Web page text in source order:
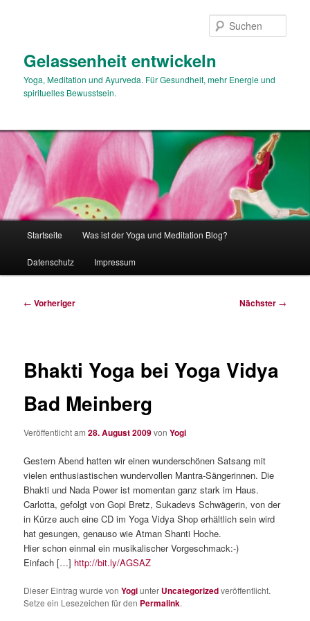
Gelassenheit entwickeln
Yoga, Meditation und Ayurveda. Für Gesundheit, mehr Energie und
spirituelles Bewusstsein.
Startseite Was ist der Yoga und Meditation Blog?
Datenschutz Impressum
Beitragsnavigation
← Vorheriger Nächster →
Bhakti Yoga bei Yoga Vidya
Bad Meinberg
Veröffentlicht am28. August 2009vonYogi
Gestern Abend hatten wir einen wunderschönen Satsang mit
vielen enthusiastischen wundervollen Mantra-Sängerinnen. Die
Bhakti und Nada Power ist momentan ganz stark im Haus.
Carlotta, gefolgt von Gopi Bretz, Sukadevs Schwägerin, von der
in Kürze auch eine CD im Yoga Vidya Shop erhältlich sein wird
hat gesungen, genauso wie Atman Shanti Hoche.
Hier schon einmal ein musikalischer Vorgeschmack:-)
Einfach […] http://bit.ly/AGSAZ
Dieser Eintrag wurde vonYogiunter Uncategorizedveröffentlicht.
Setze ein Lesezeichen für den Permalink.